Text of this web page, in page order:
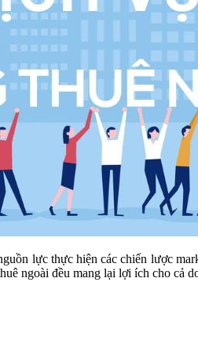
lực thực hiện các chiến lược
ngoài đều mang lại lợi ích cho cả